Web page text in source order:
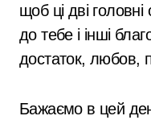
щоб ці дві
до тебе і інші
достаток, любов,
Бажаємо в цей день виконання всього